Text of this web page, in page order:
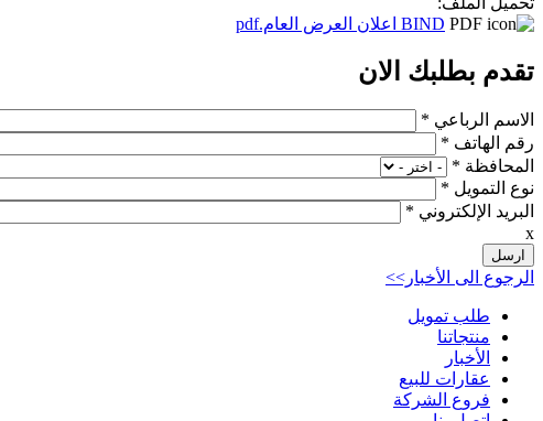
BIND اعلان العرض العام.pdf
تقدم بطلبك الان
‏الاسم الرباعي ‏ *
‏رقم الهاتف ‏ *
‏المحافظة ‏ *
‏نوع التمويل ‏ *
‏البريد الإلكتروني ‏ *
x
الرجوع الى الأخبار>>
طلب تمويل
منتجاتنا
الأخبار
عقارات للبيع
فروع الشركة